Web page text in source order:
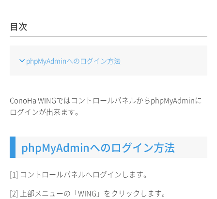
目次
phpMyAdminへのログイン方法
ConoHa WINGではコントロールパネルからphpMyAdminに
ログインが出来ます。
phpMyAdminへのログイン方法
[1] コントロールパネルへログインします。
[2] 上部メニューの「WING」をクリックします。